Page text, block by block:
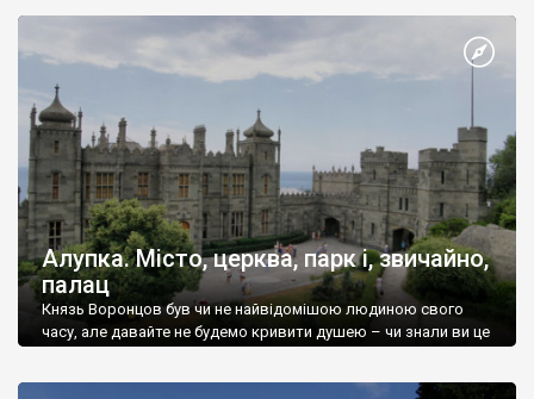
Алупка. Місто, церква, парк і, звичайно,
палац
Князь Воронцов був чи не найвідомішою людиною свого
часу, але давайте не будемо кривити душею – чи знали ви це